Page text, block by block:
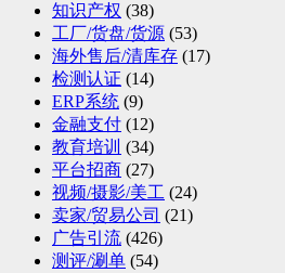
知识产权 (38)
工厂/货盘/货源 (53)
海外售后/清库存 (17)
检测认证 (14)
ERP系统 (9)
金融支付 (12)
教育培训 (34)
平台招商 (27)
视频/摄影/美工 (24)
卖家/贸易公司 (21)
广告引流 (426)
测评/涮单 (54)